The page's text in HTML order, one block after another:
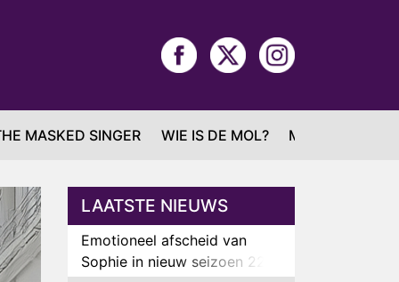
MASKED SINGER WIE IS DE MOL? MAFS
LAATSTE NIEUWS
Emotioneel afscheid van
Sophie in nieuw seizoen 22